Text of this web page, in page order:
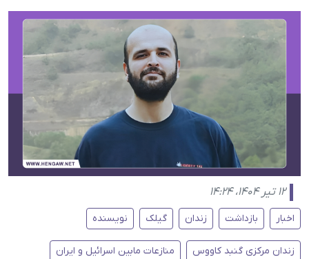
۱۲ تیر ۱۴۰۴، ۱۴:۲۴
اخبار بازداشت زندان گیلک نویسنده
زندان مرکزی گنبد کاووس منازعات مابین اسرائیل و ایران